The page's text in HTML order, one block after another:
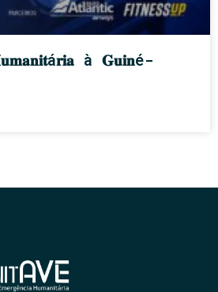
à 𝐆𝐮𝐢𝐧é-